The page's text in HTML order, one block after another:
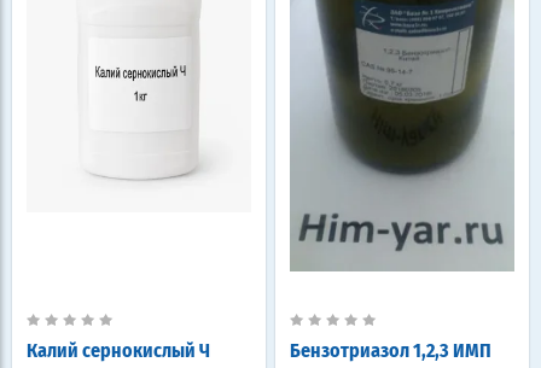
Калий сернокислый Ч Бензотриазол 1,2,3 ИМП